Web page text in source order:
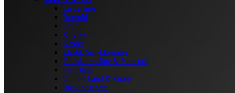
Lædersnor
Bomuld
Satin
Knyttesnor
Kæder
Elastik Smykkesnøre
Faldskærmsline & Paracord
Flet Bånd
Gummi bånd & Snøre
Ruskindssnøre